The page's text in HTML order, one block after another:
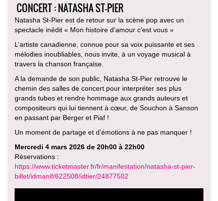
CONCERT : NATASHA ST-PIER
Natasha St-Pier est de retour sur la scène pop avec un
spectacle inédit « Mon histoire d’amour c‘est vous »
L’artiste canadienne, connue pour sa voix puissante et ses
mélodies inoubliables, nous invite, à un voyage musical à
travers la chanson française.
A la demande de son public, Natasha St-Pier retrouve le
chemin des salles de concert pour interpréter ses plus
grands tubes et rendre hommage aux grands auteurs et
compositeurs qui lui tiennent à cœur, de Souchon à Sanson
en passant par Berger et Piaf !
Un moment de partage et d’émotions à ne pas manquer !
Mercredi 4 mars 2026 de 20h00 à 22h00
Réservations :
https://www.ticketmaster.fr/fr/manifestation/natasha-st-pier-
billet/idmanif/622508/idtier/24877502